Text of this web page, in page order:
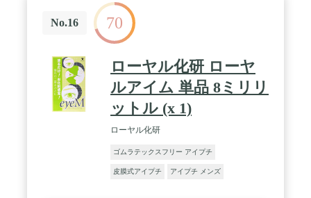
No.16 70
ローヤル化研 ローヤ
ルアイム 単品 8ミリリ
ットル (x 1)
ローヤル化研
ゴムラテックスフリー アイプチ
皮膜式アイプチ アイプチ メンズ